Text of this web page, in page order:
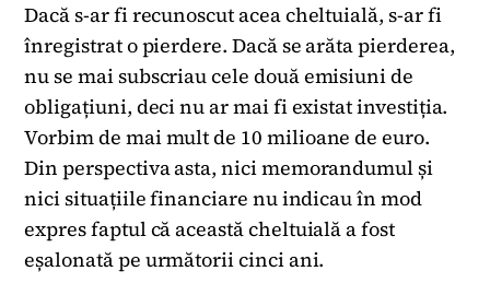
Dacă s-ar fi recunoscut acea cheltuială, s-ar fi
înregistrat o pierdere. Dacă se arăta pierderea,
nu se mai subscriau cele două emisiuni de
obligațiuni, deci nu ar mai fi existat investiția.
Vorbim de mai mult de 10 milioane de euro.
Din perspectiva asta, nici memorandumul și
nici situațiile financiare nu indicau în mod
expres faptul că această cheltuială a fost
eșalonată pe următorii cinci ani.